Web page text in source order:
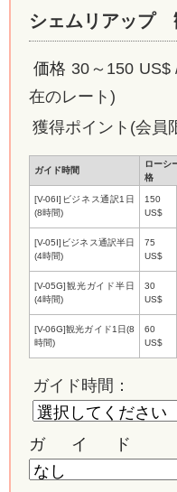
シェムリアップ
価格 30～150 US$
在のレート)
獲得ポイント (会員
ガイド時間
ローシ
格
[V-06I]ビジネス通訳1日
(8時間)
150
US$
[V-05I]ビジネス通訳半日
(4時間)
75
US$
[V-05G]観光ガイド半日
(4時間)
30
US$
[V-06G]観光ガイド1日(8
時間)
60
US$
ガイド時間：
ガイド